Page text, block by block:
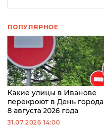
ПОПУЛЯРНОЕ
Какие улицы в Иванове
перекроют в День города
8 августа 2026 года
31.07.2026 14:00